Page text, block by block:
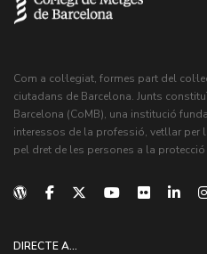
Com a col·legiat, formes part del
ciutadans de Barcelona. Junts
Barcelona (CoMB), una institució
interessos de la professió, vetllar per
pel dret de les persones a la
DIRECTE A...